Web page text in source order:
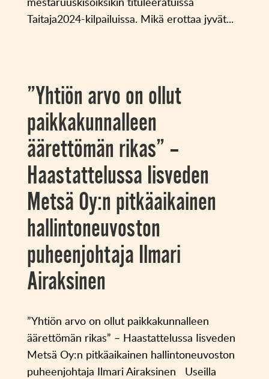
Taitaja2024-kilpailuissa. Mikä erottaa jyvät...
”Yhtiön arvo on ollut
paikkakunnalleen
äärettömän rikas” –
Haastattelussa Iisveden
Metsä Oy:n pitkäaikainen
hallintoneuvoston
puheenjohtaja Ilmari
Airaksinen
”Yhtiön arvo on ollut paikkakunnalleen
äärettömän rikas” – Haastattelussa Iisveden
Metsä Oy:n pitkäaikainen hallintoneuvoston
puheenjohtaja Ilmari Airaksinen Useilla